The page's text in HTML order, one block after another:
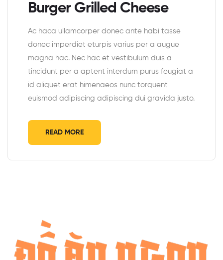
Burger Grilled Cheese
Ac haca ullamcorper donec ante habi tasse
donec imperdiet eturpis varius per a augue
magna hac. Nec hac et vestibulum duis a
tincidunt per a aptent interdum purus feugiat a
id aliquet erat himenaeos nunc torquent
euismod adipiscing adipiscing dui gravida justo.
READ MORE